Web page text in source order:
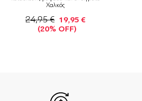
Χαλκός
24,95 € 19,95 €
(20% OFF)